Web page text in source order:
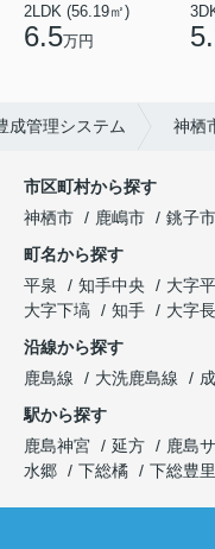
2LDK (56.19㎡)
6.5万円
成管理システム 神栖
市区町村から探す
神栖市
鹿嶋市 銚子市
町名から探す
平泉
知手中央 大字
大字下塙
知手 大字
沿線から探す
鹿島線
大洗鹿島線
駅から探す
鹿島神宮
延方 鹿島
水郷
下総橘 下総豊里